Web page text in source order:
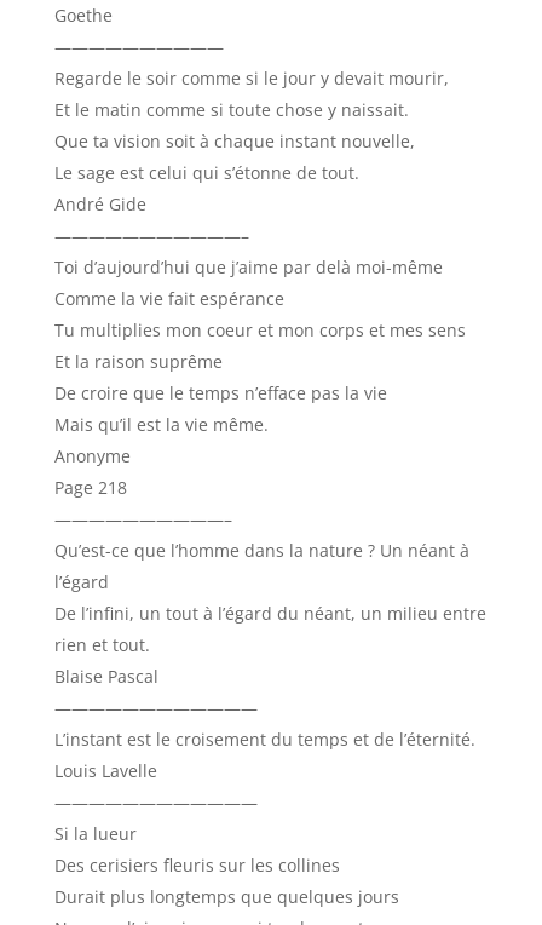
Goethe
——————————
Regarde le soir comme si le jour y devait mourir,
Et le matin comme si toute chose y naissait.
Que ta vision soit à chaque instant nouvelle,
Le sage est celui qui s’étonne de tout.
André Gide
———————————–
Toi d’aujourd’hui que j’aime par delà moi-même
Comme la vie fait espérance
Tu multiplies mon coeur et mon corps et mes sens
Et la raison suprême
De croire que le temps n’efface pas la vie
Mais qu’il est la vie même.
Anonyme
Page 218
——————————–
Qu’est-ce que l’homme dans la nature ? Un néant à
l’égard
De l’infini, un tout à l’égard du néant, un milieu entre
rien et tout.
Blaise Pascal
————————————
L’instant est le croisement du temps et de l’éternité.
Louis Lavelle
————————————
Si la lueur
Des cerisiers fleuris sur les collines
Durait plus longtemps que quelques jours